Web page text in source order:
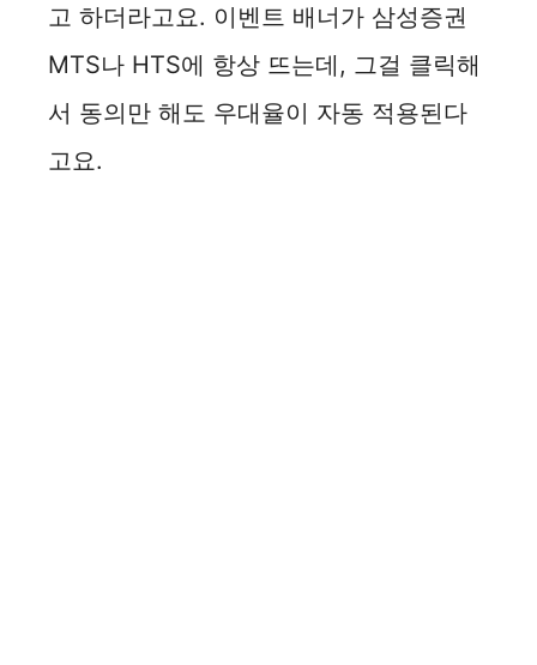
고 하더라고요. 이벤트 배너가 삼성증권
MTS나 HTS에 항상 뜨는데, 그걸 클릭해
서 동의만 해도 우대율이 자동 적용된다
고요.